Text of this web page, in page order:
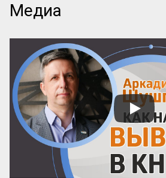
значением во
оказал
ввел различие
его значением.
Полан,
всех
возникающих
благодаря
образом,
образов...
Медиа